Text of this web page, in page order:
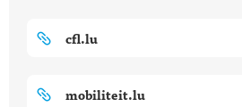
cfl.lu
mobiliteit.lu